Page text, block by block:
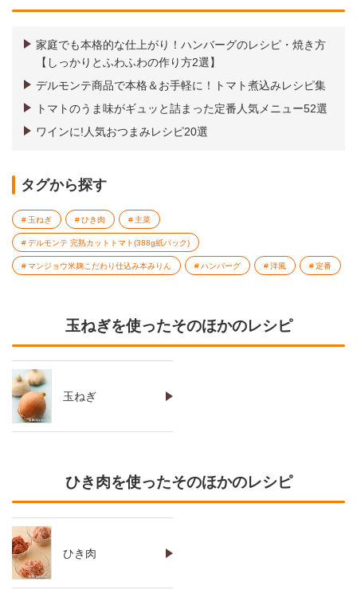
家庭でも本格的な仕上がり！ハンバーグのレシピ・焼き方
【しっかりとふわふわの作り方2選】
デルモンテ商品で本格＆お手軽に！トマト煮込みレシピ集
トマトのうま味がギュッと詰まった定番人気メニュー52選
ワインに!人気おつまみレシピ20選
タグから探す
玉ねぎ ひき肉 主菜
デルモンテ 完熟カットトマト(388g紙パック)
マンジョウ米麹こだわり仕込み本みりん ハンバーグ 洋風 定番
玉ねぎを使ったそのほかのレシピ
玉ねぎ
ひき肉を使ったそのほかのレシピ
ひき肉